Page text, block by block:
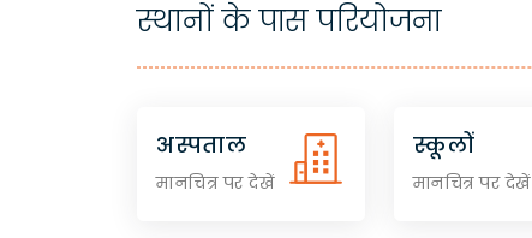
स्थानों के पास परियोजना
अस्पताल
मानचित्र पर देखें
स्कूलों
मानचित्र पर देखें